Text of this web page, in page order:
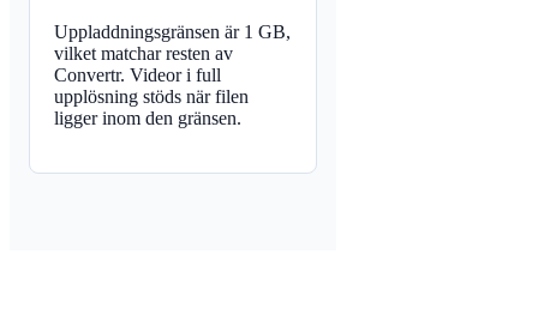
Uppladdningsgränsen är 1 GB,
vilket matchar resten av
Convertr. Videor i full
upplösning stöds när filen
ligger inom den gränsen.